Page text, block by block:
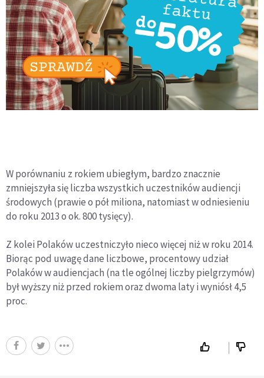
W porównaniu z rokiem ubiegłym, bardzo znacznie
zmniejszyła się liczba wszystkich uczestników audiencji
środowych (prawie o pół miliona, natomiast w odniesieniu
do roku 2013 o ok. 800 tysięcy).
Z kolei Polaków uczestniczyło nieco więcej niż w roku 2014.
Biorąc pod uwagę dane liczbowe, procentowy udział
Polaków w audiencjach (na tle ogólnej liczby pielgrzymów)
był wyższy niż przed rokiem oraz dwoma laty i wyniósł 4,5
proc.